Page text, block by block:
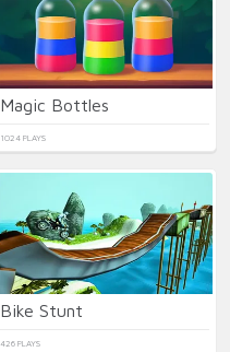
Magic Bottles
1024 PLAYS
Bike Stunt
426 PLAYS